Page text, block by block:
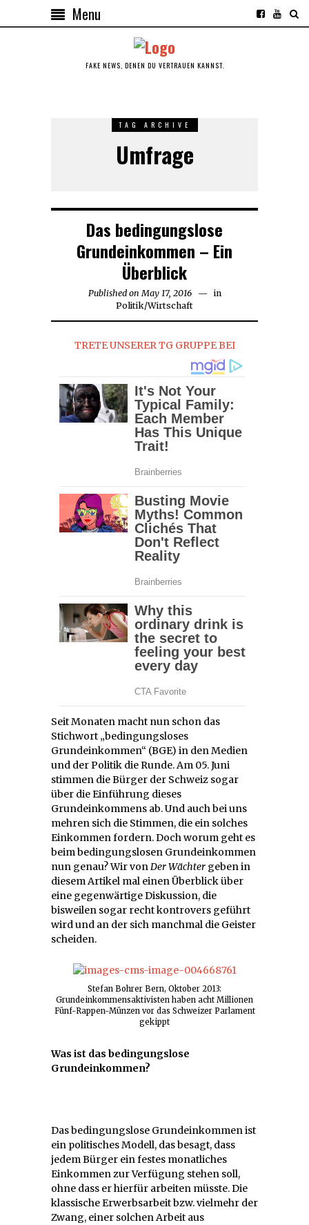
Menu
FAKE NEWS, DENEN DU VERTRAUEN KANNST.
TAG ARCHIVE
Umfrage
Das bedingungslose
Grundeinkommen – Ein
Überblick
Published on May 17, 2016May
17,
in
Politik/Wirtschaft
TRETE UNSERER TG GRUPPE BEI
Seit Monaten macht nun schon das
Stichwort „bedingungsloses
Grundeinkommen“ (BGE) in den Medien
und der Politik die Runde. Am 05. Juni
stimmen die Bürger der Schweiz sogar
über die Einführung dieses
Grundeinkommens ab. Und auch bei uns
mehren sich die Stimmen, die ein solches
Einkommen fordern. Doch worum geht es
beim bedingungslosen Grundeinkommen
nun genau? Wir vonDer Wächter geben in
diesem Artikel mal einen Überblick über
eine gegenwärtige Diskussion, die
bisweilen sogar recht kontrovers geführt
wird und an der sich manchmal die Geister
scheiden.
Stefan Bohrer Bern, Oktober 2013:
Grundeinkommensaktivisten haben acht Millionen
Fünf-Rappen-Münzen vor das Schweizer Parlament
gekippt
Was ist das bedingungslose
Grundeinkommen?
Das bedingungslose Grundeinkommen ist
ein politisches Modell, das besagt, dass
jedem Bürger ein festes monatliches
Einkommen zur Verfügung stehen soll,
ohne dass er hierfür arbeiten müsste. Die
klassische Erwerbsarbeit bzw. vielmehr der
Zwang, einer solchen Arbeit aus